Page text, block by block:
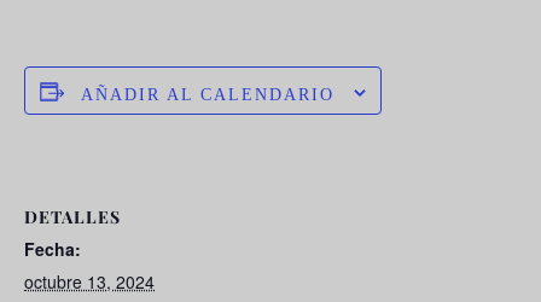
AÑADIR AL CALENDARIO
DETALLES
Fecha:
octubre 13, 2024